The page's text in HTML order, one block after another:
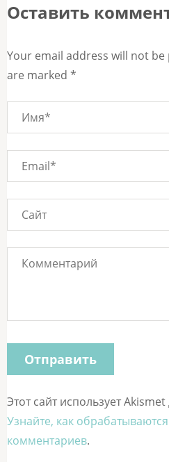
Оставить
Your email address will not
are marked *
Этот сайт использует
Узнайте, как
комментариев.